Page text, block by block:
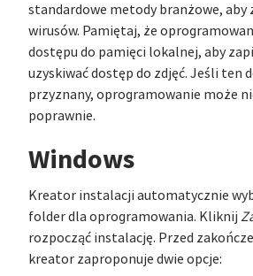
standardowe metody branżowe, aby
wirusów. Pamiętaj, że
dostępu do pamięci lokalnej, aby
uzyskiwać dostęp do zdjęć. Jeśli ten
przyznany, oprogramowanie może
poprawnie.
Windows
Kreator instalacji automatycznie
folder dla oprogramowania. Kliknij
rozpocząć instalację. Przed
kreator zaproponuje dwie opcje: